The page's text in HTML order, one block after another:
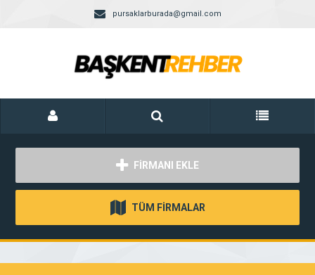
pursaklarburada@gmail.com
FİRMANI EKLE
TÜM FİRMALAR